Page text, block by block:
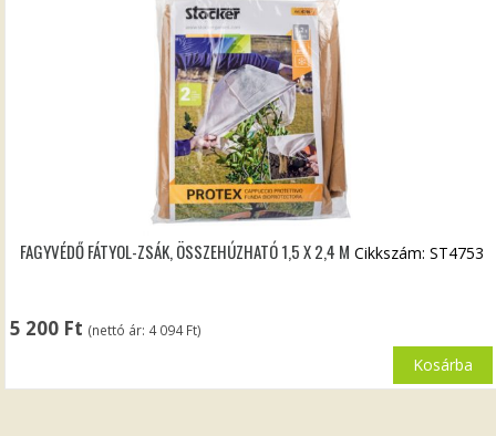
FAGYVÉDŐ FÁTYOL-ZSÁK, ÖSSZEHÚZHATÓ 1,5 X 2,4 M
5 200 Ft (nettó ár: 4 094Ft)
Cikkszám: ST4753
Kosárba